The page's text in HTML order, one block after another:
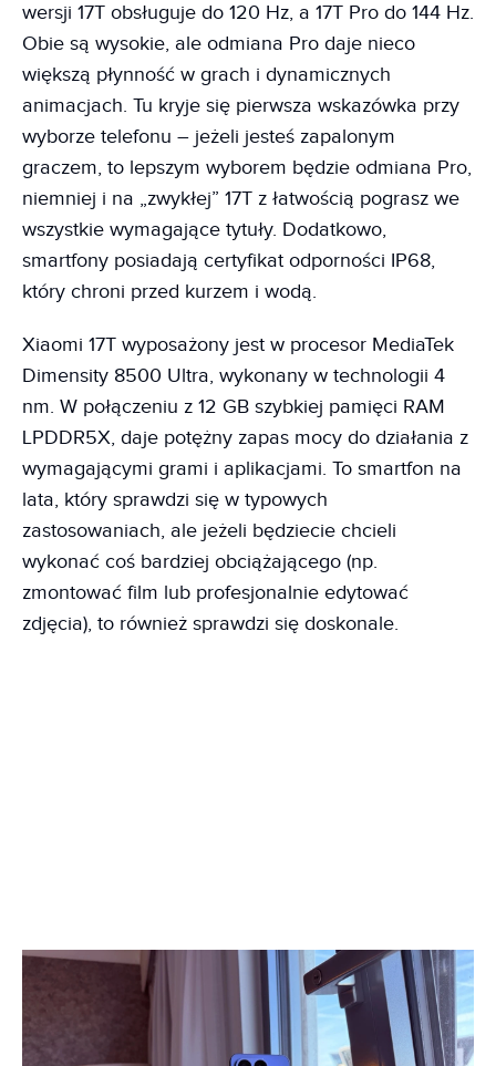
wersji 17T obsługuje do 120 Hz, a 17T Pro do 144 Hz.
Obie są wysokie, ale odmiana Pro daje nieco
większą płynność w grach i dynamicznych
animacjach. Tu kryje się pierwsza wskazówka przy
wyborze telefonu – jeżeli jesteś zapalonym
graczem, to lepszym wyborem będzie odmiana Pro,
niemniej i na „zwykłej” 17T z łatwością pograsz we
wszystkie wymagające tytuły. Dodatkowo,
smartfony posiadają certyfikat odporności IP68,
który chroni przed kurzem i wodą.
Xiaomi 17T wyposażony jest w procesor MediaTek
Dimensity 8500 Ultra, wykonany w technologii 4
nm. W połączeniu z 12 GB szybkiej pamięci RAM
LPDDR5X, daje potężny zapas mocy do działania z
wymagającymi grami i aplikacjami. To smartfon na
lata, który sprawdzi się w typowych
zastosowaniach, ale jeżeli będziecie chcieli
wykonać coś bardziej obciążającego (np.
zmontować film lub profesjonalnie edytować
zdjęcia), to również sprawdzi się doskonale.